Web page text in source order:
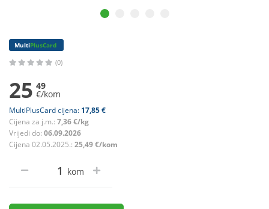
MultiPlusCard
(0)
25 49
€/kom
MultiPlusCard cijena: 17,85 €
Cijena za j.m.: 7,36 €/kg
Vrijedi do: 06.09.2026
Cijena 02.05.2025.: 25,49 €/kom
kom